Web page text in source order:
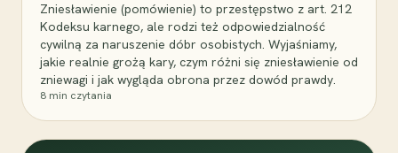
Zniesławienie (pomówienie) to przestępstwo z art. 212
Kodeksu karnego, ale rodzi też odpowiedzialność
cywilną za naruszenie dóbr osobistych. Wyjaśniamy,
jakie realnie grożą kary, czym różni się zniesławienie od
zniewagi i jak wygląda obrona przez dowód prawdy.
8 min czytania